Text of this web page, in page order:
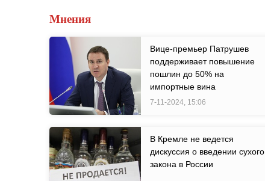
Мнения
Вице-премьер Патрушев
поддерживает повышение
пошлин до 50% на
импортные вина
7-11-2024, 15:06
В Кремле не ведется
дискуссия о введении сухого
закона в России